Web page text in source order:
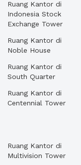
Ruang Kantor di
Indonesia Stock
Exchange Tower
Ruang Kantor di
Noble House
Ruang Kantor di
South Quarter
Ruang Kantor di
Centennial Tower
Ruang Kantor di
Multivision Tower